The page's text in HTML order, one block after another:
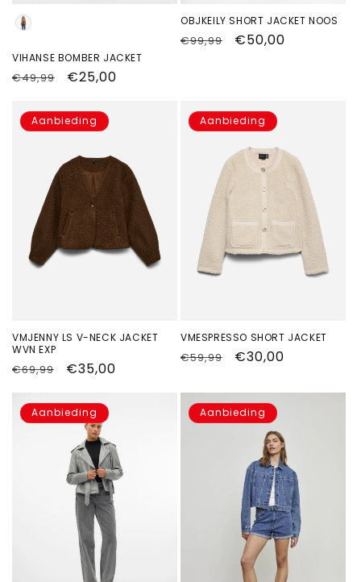
Kleur
VIHANSE BOMBER JACKET
Normale
€49,99 Aanbiedingsprijs
€25,00
OBJKEILY SHORT JACKET NOOS
Normale
€99,99 Aanbiedingsprijs
€50,00
Aanbieding
VMJENNY LS V-NECK JACKET
WVN EXP
Normale
prijs
€69,99 Aanbiedingsprijs
€35,00
Aanbieding
VMESPRESSO SHORT JACKET
Normale
€59,99 Aanbiedingsprijs
€30,00
Aanbieding Aanbieding